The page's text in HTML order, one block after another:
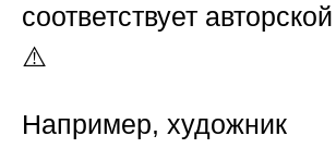
соответствует
⚠️
Например, художник